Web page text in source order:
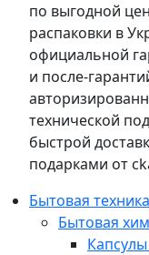
по выгодной
распаковки в
официальной
и после-
технической
быстрой
подарками от
Бытовая техника
Бытовая